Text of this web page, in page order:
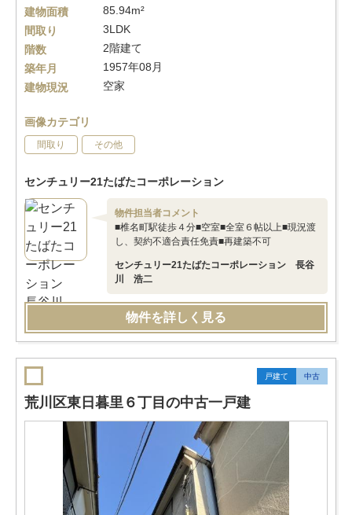
建物面積
85.94m²
間取り
3LDK
階数
2階建て
築年月
1957年08月
建物現況
空家
画像カテゴリ
間取り その他
センチュリー21たばたコーポレーション
物件担当者コメント
■椎名町駅徒歩４分■空室■全室６帖以上■現況渡
し、契約不適合責任免責■再建築不可
センチュリー21たばたコーポレーション 長谷
川 浩二
物件を詳しく見る
戸建て 中古
荒川区東日暮里６丁目の中古一戸建